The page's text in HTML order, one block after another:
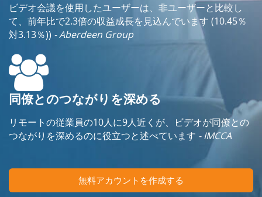
ビデオ会議を使用したユーザーは、非ユーザーと比較し
て、前年比で2.3倍の収益成長を見込んでいます (10.45％
対3.13％)) - Aberdeen Group
同僚とのつながりを深める
リモートの従業員の10人に9人近くが、ビデオが同僚との
つながりを深めるのに役立つと述べています - IMCCA
無料アカウントを作成する